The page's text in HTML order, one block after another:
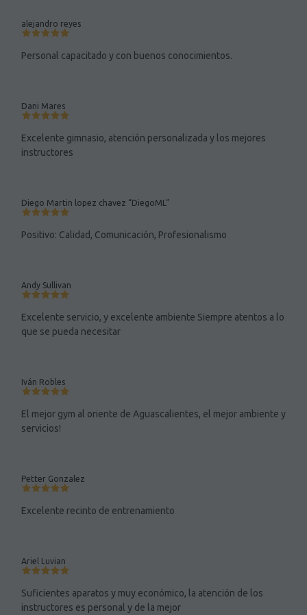
alejandro reyes
Personal capacitado y con buenos conocimientos.
Dani Mares
Excelente gimnasio, atención personalizada y los mejores
instructores
Diego Martin lopez chavez “DiegoML”
Positivo: Calidad, Comunicación, Profesionalismo
Andy Sullivan
Excelente servicio, y excelente ambiente Siempre atentos a lo
que se pueda necesitar
Iván Robles
El mejor gym al oriente de Aguascalientes, el mejor ambiente y
servicios!
Petter Gonzalez
Excelente recinto de entrenamiento
Ariel Luvian
Suficientes aparatos y muy económico, la atención de los
instructores es personal y de la mejor